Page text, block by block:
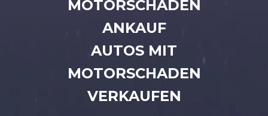
MOTORSCHADEN
ANKAUF
AUTOS MIT
MOTORSCHADEN
VERKAUFEN